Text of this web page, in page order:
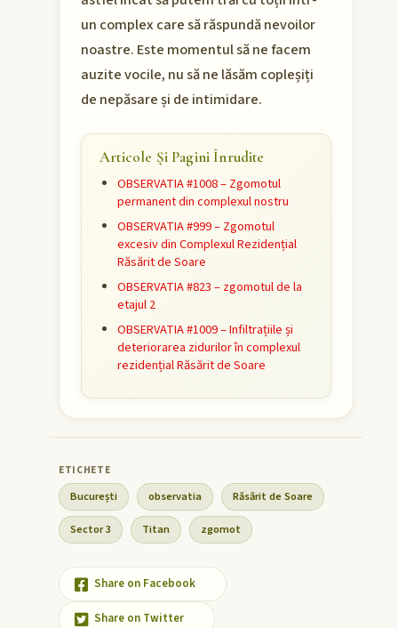
un complex care să răspundă nevoilor
noastre. Este momentul să ne facem
auzite vocile, nu să ne lăsăm copleșiți
de nepăsare și de intimidare.
Articole Și Pagini Înrudite
OBSERVATIA #1008 – Zgomotul
permanent din complexul nostru
OBSERVATIA #999 – Zgomotul
excesiv din Complexul Rezidențial
Răsărit de Soare
OBSERVATIA #823 – zgomotul de la
etajul 2
OBSERVATIA #1009 – Infiltrațiile și
deteriorarea zidurilor în complexul
rezidențial Răsărit de Soare
București observatia Răsărit de Soare
Sector 3 Titan zgomot
Share on Facebook
Share on Twitter